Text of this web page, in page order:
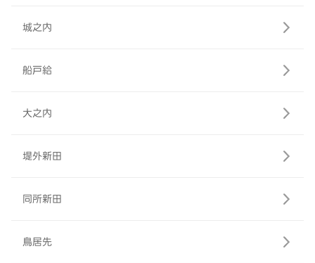
城之内
船戸給
大之内
堤外新田
同所新田
鳥居先